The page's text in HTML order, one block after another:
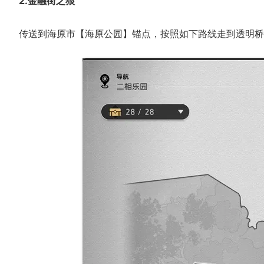
传送到海原市【海原公园】锚点，按照如下路线走到透明